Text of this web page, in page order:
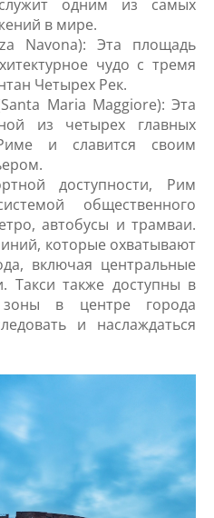
одним из самых
в мире.
Navona): Эта площадь
чудо с тремя
Четырех Рек.
Maria Maggiore): Эта
из четырех главных
и славится своим
доступности, Рим
общественного
автобусы и трамваи.
которые охватывают
включая центральные
Такси также доступны в
в центре города
и наслаждаться